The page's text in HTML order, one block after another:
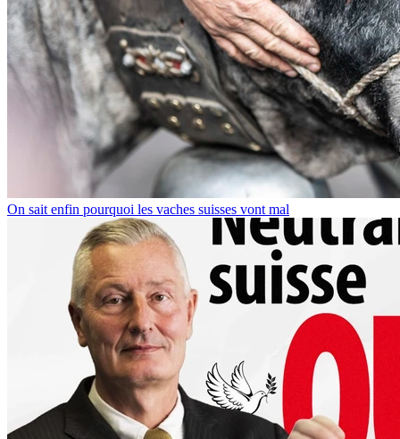
On sait enfin pourquoi les vaches suisses vont mal